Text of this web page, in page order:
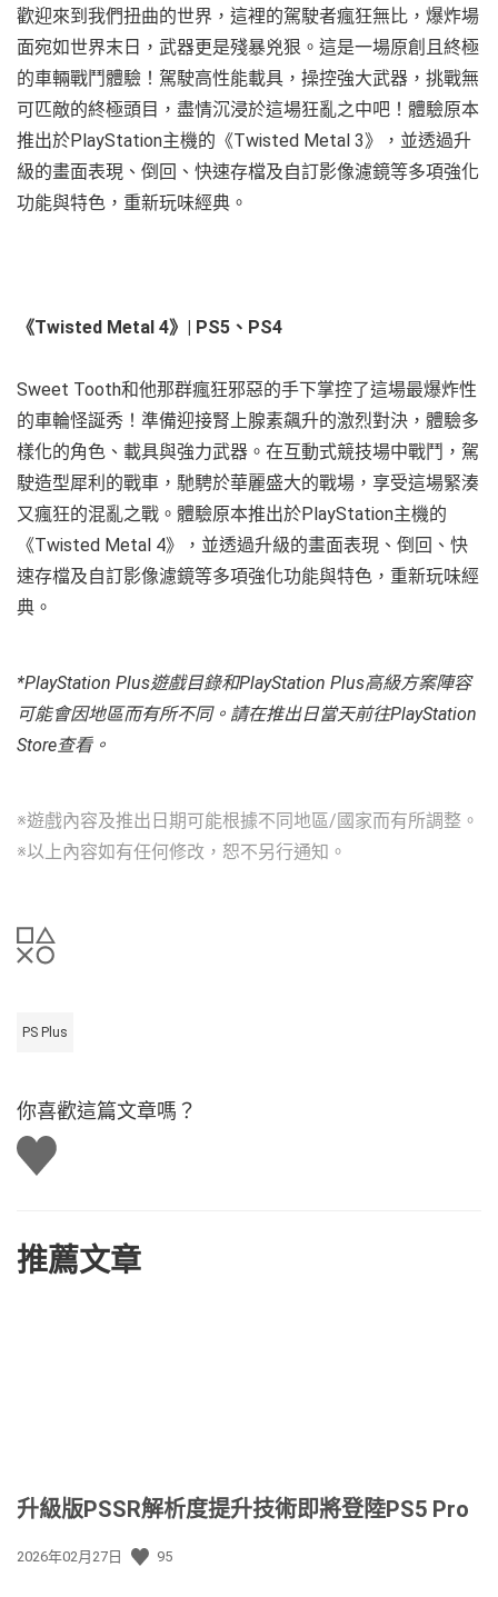
歡迎來到我們扭曲的世界，這裡的駕駛者瘋狂無比，爆炸場
面宛如世界末日，武器更是殘暴兇狠。這是一場原創且終極
的車輛戰鬥體驗！駕駛高性能載具，操控強大武器，挑戰無
可匹敵的終極頭目，盡情沉浸於這場狂亂之中吧！體驗原本
推出於PlayStation主機的《Twisted Metal 3》，並透過升
級的畫面表現、倒回、快速存檔及自訂影像濾鏡等多項強化
功能與特色，重新玩味經典。
《Twisted Metal 4》| PS5、PS4
Sweet Tooth和他那群瘋狂邪惡的手下掌控了這場最爆炸性
的車輪怪誕秀！準備迎接腎上腺素飆升的激烈對決，體驗多
樣化的角色、載具與強力武器。在互動式競技場中戰鬥，駕
駛造型犀利的戰車，馳騁於華麗盛大的戰場，享受這場緊湊
又瘋狂的混亂之戰。體驗原本推出於PlayStation主機的
《Twisted Metal 4》，並透過升級的畫面表現、倒回、快
速存檔及自訂影像濾鏡等多項強化功能與特色，重新玩味經
典。
*PlayStation Plus遊戲目錄和PlayStation Plus高級方案陣容
可能會因地區而有所不同。請在推出日當天前往PlayStation
Store查看。
※遊戲內容及推出日期可能根據不同地區/國家而有所調整。
※以上內容如有任何修改，恕不另行通知。
PS Plus
你喜歡這篇文章嗎？
讚
推薦文章
升級版PSSR解析度提升技術即將登陸PS5 Pro
發
2026年02月27日 95